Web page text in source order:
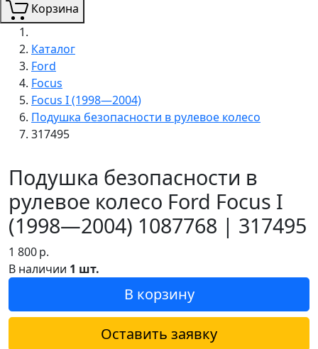
Корзина
Каталог
Ford
Focus
Focus I (1998—2004)
Подушка безопасности в рулевое колесо
317495
Подушка безопасности в
рулевое колесо Ford Focus I
(1998—2004) 1087768 | 317495
1 800р.
В наличии 1 шт.
В корзину
Оставить заявку